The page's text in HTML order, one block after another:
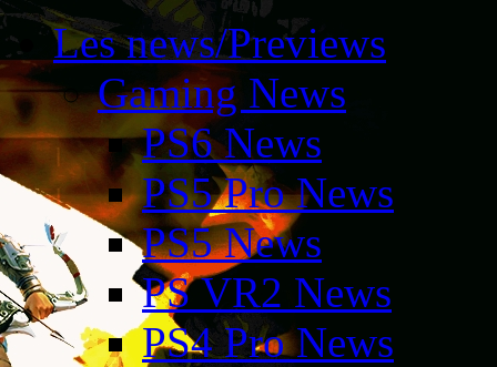
Les news/Previews
Gaming News
PS6 News
PS5 Pro News
PS5 News
PS VR2 News
PS4 Pro News